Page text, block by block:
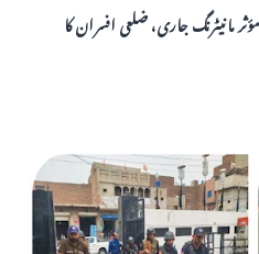
مانیٹرنگ جاری، ضلعی افسران کا